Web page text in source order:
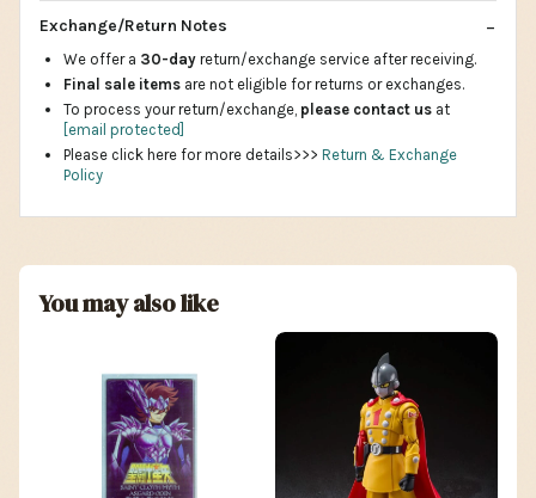
Exchange/Return Notes
We offer a 30-day return/exchange service after receiving.
Final sale items are not eligible for returns or exchanges.
To process your return/exchange, please contact us at
[email protected]
Please click here for more details>>> Return & Exchange
Policy
You may also like